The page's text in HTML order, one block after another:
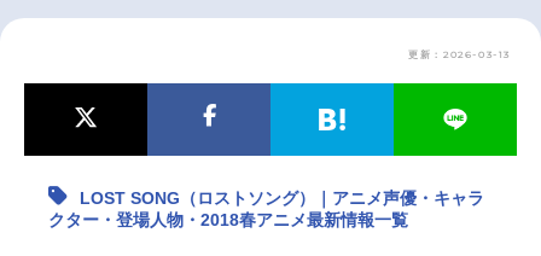
最新記事一覧
更新：2026-03-13
LOST SONG（ロストソング）｜アニメ声優・キャラ
クター・登場人物・2018春アニメ最新情報一覧